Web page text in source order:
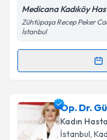
Kişisel
Metni'ni
Medicana Kadıköy
Zühtüpaşa Recep Peker
İstanbul
Randevu
Op. Dr. Ece
oluşturun. Size
takvim
Op. Dr.
Kadın
İstanbul,